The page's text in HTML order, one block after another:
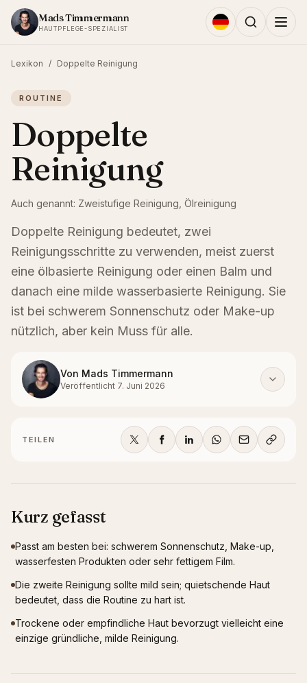
Zum Inhalt springen
Mads Timmermann
HAUTPFLEGE-SPEZIALIST
Lexikon / Doppelte Reinigung
ROUTINE
Doppelte
Reinigung
Auch genannt: Zweistufige Reinigung, Ölreinigung
Doppelte Reinigung bedeutet, zwei
Reinigungsschritte zu verwenden, meist zuerst
eine ölbasierte Reinigung oder einen Balm und
danach eine milde wasserbasierte Reinigung. Sie
ist bei schwerem Sonnenschutz oder Make-up
nützlich, aber kein Muss für alle.
Von Mads Timmermann
Veröffentlicht 7. Juni 2026
TEILEN
Kurz gefasst
Passt am besten bei: schwerem Sonnenschutz, Make-up,
wasserfesten Produkten oder sehr fettigem Film.
Die zweite Reinigung sollte mild sein; quietschende Haut
bedeutet, dass die Routine zu hart ist.
Trockene oder empfindliche Haut bevorzugt vielleicht eine
einzige gründliche, milde Reinigung.